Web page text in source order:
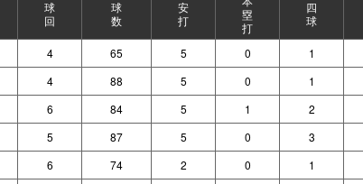
球
回
球
数
安
打
塁
打
四
球
4 65 5 0 1
4 88 5 0 1
6 84 5 1 2
5 87 5 0 3
6 74 2 0 1